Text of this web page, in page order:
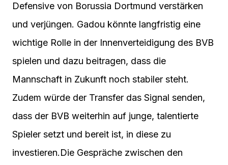
Defensive von Borussia Dortmund verstärken
und verjüngen. Gadou könnte langfristig eine
wichtige Rolle in der Innenverteidigung des BVB
spielen und dazu beitragen, dass die
Mannschaft in Zukunft noch stabiler steht.
Zudem würde der Transfer das Signal senden,
dass der BVB weiterhin auf junge, talentierte
Spieler setzt und bereit ist, in diese zu
investieren.Die Gespräche zwischen den